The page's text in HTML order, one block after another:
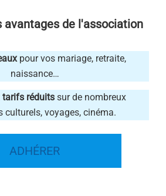
avantages de l'association
pour vos mariage, retraite,
naissance…
tarifs réduitssur de nombreux
culturels, voyages, cinéma.
ADHÉRER